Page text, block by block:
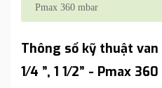
Pmax 360 mbar
Thông số kỹ thuật van
1⁄4 ”, 1 1⁄2” - Pmax